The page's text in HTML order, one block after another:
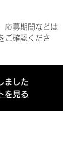
応募期間などは
ご確認くださ
ました
を見る